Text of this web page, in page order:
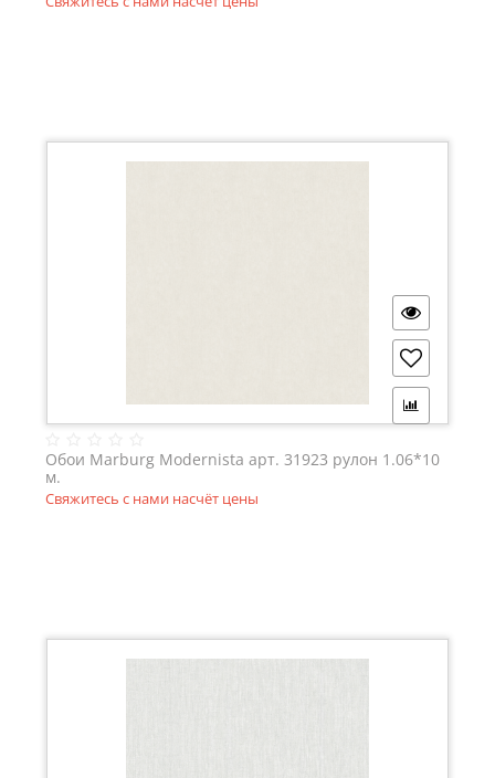
Обои Marburg Modernista арт. 31923 рулон 1.06*10
м.
Свяжитесь с нами насчёт цены